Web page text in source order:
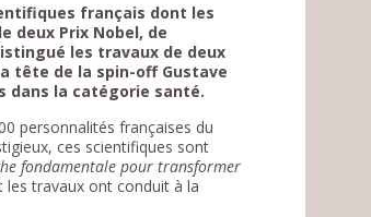
français dont les
deux Prix Nobel, de
les travaux de deux
tête de la spin-off Gustave
dans la catégorie santé.
personnalités françaises du
ces scientifiques sont
fondamentale pour transformer
les travaux ont conduit à la